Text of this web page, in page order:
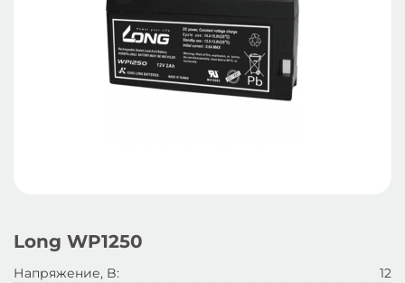
Long WP1250
Напряжение, B:
12